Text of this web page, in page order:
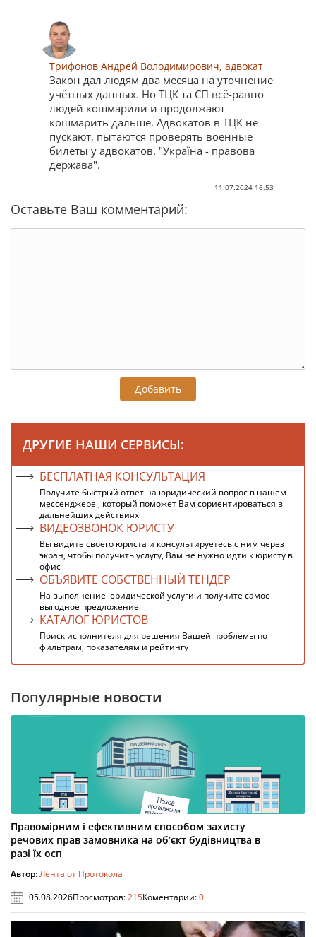
Трифонов Андрей Володимирович, адвокат
Закон дал людям два месяца на уточнение
учётных данных. Но ТЦК та СП всё-равно
людей кошмарили и продолжают
кошмарить дальше. Адвокатов в ТЦК не
пускают, пытаются проверять военные
билеты у адвокатов. "Україна - правова
держава".
11.07.2024 16:53
Оставьте Ваш комментарий:
Добавить
ДРУГИЕ НАШИ СЕРВИСЫ:
БЕСПЛАТНАЯ КОНСУЛЬТАЦИЯ
Получите быстрый ответ на юридический вопрос в нашем
мессенджере , который поможет Вам сориентироваться в
дальнейших действиях
ВИДЕОЗВОНОК ЮРИСТУ
Вы видите своего юриста и консультируетесь с ним через
экран, чтобы получить услугу, Вам не нужно идти к юристу в
офис
ОБЪЯВИТЕ СОБСТВЕННЫЙ ТЕНДЕР
На выполнение юридической услуги и получите самое
выгодное предложение
КАТАЛОГ ЮРИСТОВ
Поиск исполнителя для решения Вашей проблемы по
фильтрам, показателям и рейтингу
Популярные новости
Правомірним і ефективним способом захисту
речових прав замовника на об’єкт будівництва в
разі їх осп
Автор:Лента от Протокола
05.08.2026Просмотров:215Коментарии:0